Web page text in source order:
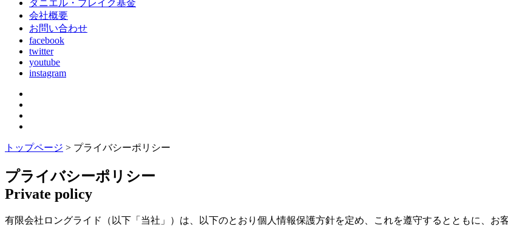
ダニエル・ブレイク基金
会社概要
お問い合わせ
facebook
twitter
youtube
instagram
トップページ > プライバシーポリシー
プライバシーポリシー
Private policy
有限会社ロングライド（以下「当社」）は、以下のとおり個人情報保護方針を定め、これを遵守するとともに、お